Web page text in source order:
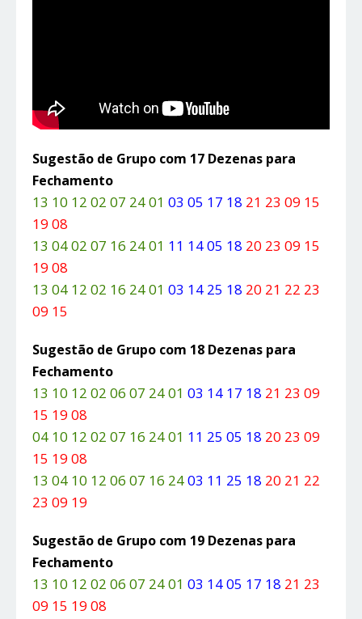
Sugestão de Grupo com 17 Dezenas para
Fechamento
13 10 12 02 07 24 01 03 05 17 18 21 23 09 15
19 08
13 04 02 07 16 24 01 11 14 05 18 20 23 09 15
19 08
13 04 12 02 16 24 01 03 14 25 18 20 21 22 23
09 15
Sugestão de Grupo com 18 Dezenas para
Fechamento
13 10 12 02 06 07 24 01 03 14 17 18 21 23 09
15 19 08
04 10 12 02 07 16 24 01 11 25 05 18 20 23 09
15 19 08
13 04 10 12 06 07 16 2403 11 25 18 20 21 22
23 09 19
Sugestão de Grupo com 19 Dezenas para
Fechamento
13 10 12 02 06 07 24 01 03 14 05 17 18 21 23
09 15 19 08